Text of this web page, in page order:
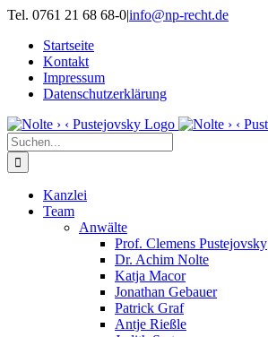
Zum
springen
Tel. 0761 21 68 68-0|info@np-recht.de
Startseite
Kontakt
Impressum
Datenschutzerklärung
Suche
nach:
Kanzlei
Team
Anwälte
Prof. Clemens Pustejovsky
Dr. Achim Nolte
Katja Macor
Jonathan Gebauer
Patrick Graf
Antje Rießle